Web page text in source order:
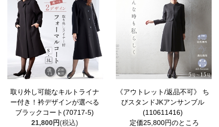
取り外し可能なキルトライナ
ー付き！衿デザインが選べる
ブラックコート(70717-5)
21,800円(税込)
《アウトレット/返品不可》 ち
びスタンドJKアンサンブル
(110611416)
定価25,800円のところ